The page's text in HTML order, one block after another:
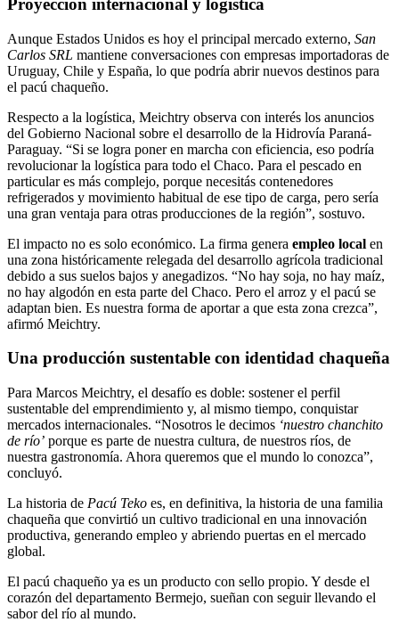
Proyección internacional y logística
Aunque Estados Unidos es hoy el principal mercado externo, San
Carlos SRL mantiene conversaciones con empresas importadoras de
Uruguay, Chile y España, lo que podría abrir nuevos destinos para
el pacú chaqueño.
Respecto a la logística, Meichtry observa con interés los anuncios
del Gobierno Nacional sobre el desarrollo de la Hidrovía Paraná-
Paraguay. “Si se logra poner en marcha con eficiencia, eso podría
revolucionar la logística para todo el Chaco. Para el pescado en
particular es más complejo, porque necesitás contenedores
refrigerados y movimiento habitual de ese tipo de carga, pero sería
una gran ventaja para otras producciones de la región”, sostuvo.
El impacto no es solo económico. La firma genera empleo local en
una zona históricamente relegada del desarrollo agrícola tradicional
debido a sus suelos bajos y anegadizos. “No hay soja, no hay maíz,
no hay algodón en esta parte del Chaco. Pero el arroz y el pacú se
adaptan bien. Es nuestra forma de aportar a que esta zona crezca”,
afirmó Meichtry.
Una producción sustentable con identidad chaqueña
Para Marcos Meichtry, el desafío es doble: sostener el perfil
sustentable del emprendimiento y, al mismo tiempo, conquistar
mercados internacionales. “Nosotros le decimos ‘nuestro chanchito
de río’ porque es parte de nuestra cultura, de nuestros ríos, de
nuestra gastronomía. Ahora queremos que el mundo lo conozca”,
concluyó.
La historia de Pacú Teko es, en definitiva, la historia de una familia
chaqueña que convirtió un cultivo tradicional en una innovación
productiva, generando empleo y abriendo puertas en el mercado
global.
El pacú chaqueño ya es un producto con sello propio. Y desde el
corazón del departamento Bermejo, sueñan con seguir llevando el
sabor del río al mundo.